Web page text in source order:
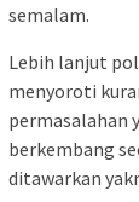
semalam.
Lebih lanjut
menyoroti
permasalahan
berkembang
ditawarkan